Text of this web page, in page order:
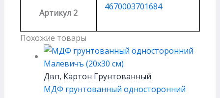
Артикул 2
4670003701684
Похожие товары
Двп, Картон Грунтованный
МДФ грунтованный односторонний